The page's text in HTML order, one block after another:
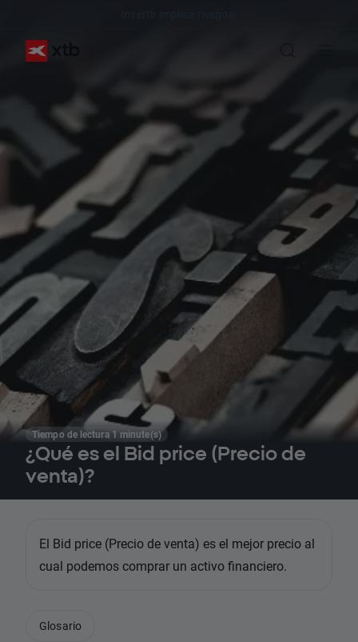
Tiempo de lectura 1 minute(s)
¿Qué es el Bid price (Precio de
venta)?
El Bid price (Precio de venta) es el mejor precio al
cual podemos comprar un activo financiero.
Glosario